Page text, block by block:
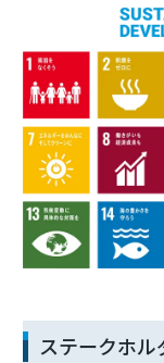
ステークホル